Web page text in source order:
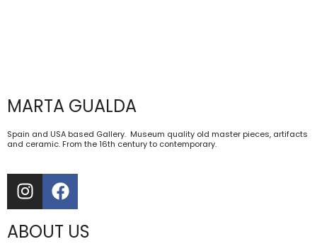
MARTA GUALDA
Spain and USA based Gallery. Museum quality old master pieces, artifacts
and ceramic. From the 16th century to contemporary.
ABOUT US